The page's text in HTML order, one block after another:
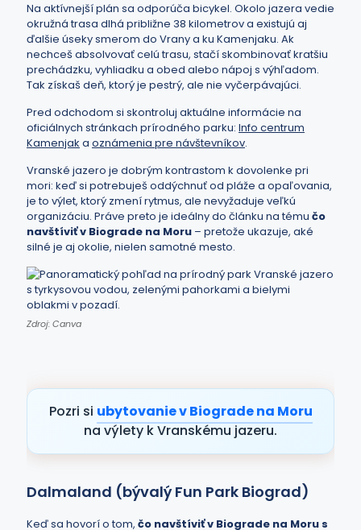
Na aktívnejší plán sa odporúča bicykel. Okolo jazera vedie
okružná trasa dlhá približne 38 kilometrov a existujú aj
ďalšie úseky smerom do Vrany a ku Kamenjaku. Ak
nechceš absolvovať celú trasu, stačí skombinovať kratšiu
prechádzku, vyhliadku a obed alebo nápoj s výhľadom.
Tak získaš deň, ktorý je pestrý, ale nie vyčerpávajúci.
Pred odchodom si skontroluj aktuálne informácie na
oficiálnych stránkach prírodného parku: Info centrum
Kamenjak a oznámenia pre návštevníkov.
Vranské jazero je dobrým kontrastom k dovolenke pri
mori: keď si potrebuješ oddýchnuť od pláže a opaľovania,
je to výlet, ktorý zmení rytmus, ale nevyžaduje veľkú
organizáciu. Práve preto je ideálny do článku na tému čo
navštíviť v Biograde na Moru – pretože ukazuje, aké
silné je aj okolie, nielen samotné mesto.
Zdroj: Canva
Pozri si ubytovanie v Biograde na Moru
na výlety k Vranskému jazeru.
Dalmaland (bývalý Fun Park Biograd)
Keď sa hovorí o tom, čo navštíviť v Biograde na Moru s